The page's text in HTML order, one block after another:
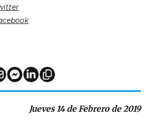
Jueves 14 de Febrero de 2019